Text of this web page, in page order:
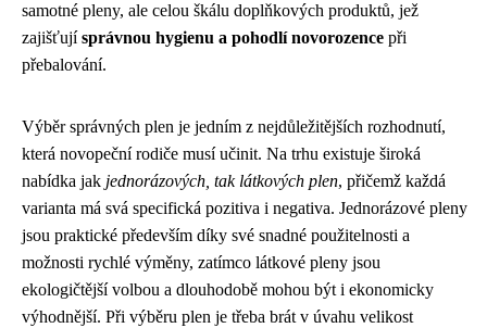
samotné pleny, ale celou škálu doplňkových produktů, jež
zajišťujísprávnou hygienu a pohodlí novorozence při
přebalování.
Výběr správných plen je jedním z nejdůležitějších rozhodnutí,
která novopeční rodiče musí učinit. Na trhu existuje široká
nabídka jak jednorázových, tak látkových plen, přičemž každá
varianta má svá specifická pozitiva i negativa. Jednorázové pleny
jsou praktické především díky své snadné použitelnosti a
možnosti rychlé výměny, zatímco látkové pleny jsou
ekologičtější volbou a dlouhodobě mohou být i ekonomicky
výhodnější. Při výběru plen je třeba brát v úvahu velikost